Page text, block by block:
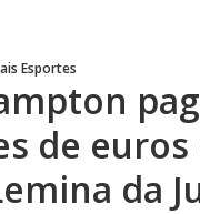
Esportes
de euros
da